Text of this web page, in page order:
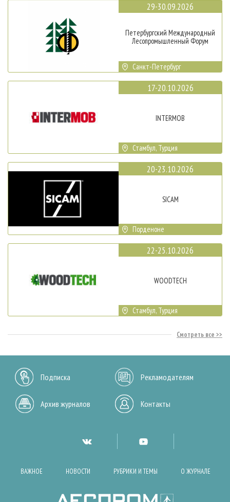
29-30.09.2026
Петербургский Международный
Лесопромышленный Форум
Санкт-Петербург
17-20.10.2026
INTERMOB
Стамбул, Турция
20-23.10.2026
SICAM
Порденоне
22-25.10.2026
WOODTECH
Стамбул, Турция
Смотреть все
Подписка Рекламодателям
Архив журналов Контакты
ВАЖНОЕ НОВОСТИ РУБРИКИ И ТЕМЫ О ЖУРНАЛЕ